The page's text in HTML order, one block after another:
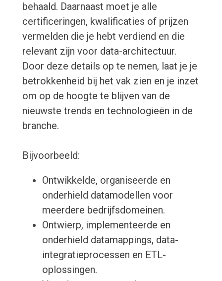
behaald. Daarnaast moet je alle
certificeringen, kwalificaties of prijzen
vermelden die je hebt verdiend en die
relevant zijn voor data-architectuur.
Door deze details op te nemen, laat je je
betrokkenheid bij het vak zien en je inzet
om op de hoogte te blijven van de
nieuwste trends en technologieën in de
branche.
Bijvoorbeeld:
Ontwikkelde, organiseerde en
onderhield datamodellen voor
meerdere bedrijfsdomeinen.
Ontwierp, implementeerde en
onderhield datamappings, data-
integratieprocessen en ETL-
oplossingen.